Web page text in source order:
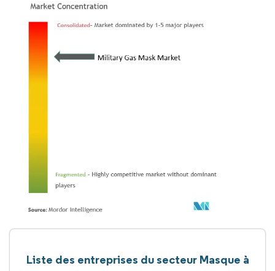
Liste des entreprises du secteur Masque à